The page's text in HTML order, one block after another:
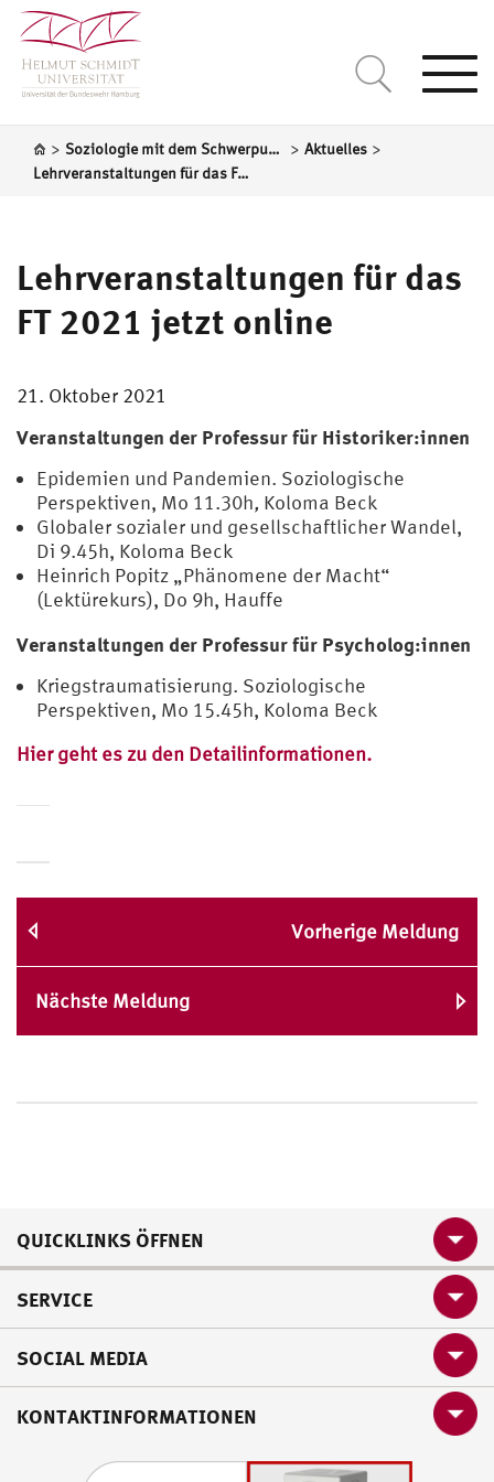
> Soziologie mit dem Schwerpunkt Gesellschaftsanalyse und sozialer Wandel > Aktuelles >
Lehrveranstaltungen für das FT 2021 jetzt online
Lehrveranstaltungen für das
FT 2021 jetzt online
21. Oktober 2021
Veranstaltungen der Professur für Historiker:innen
Epidemien und Pandemien. Soziologische
Perspektiven, Mo 11.30h, Koloma Beck
Globaler sozialer und gesellschaftlicher Wandel,
Di 9.45h, Koloma Beck
Heinrich Popitz „Phänomene der Macht“
(Lektürekurs), Do 9h, Hauffe
Veranstaltungen der Professur für Psycholog:innen
Kriegstraumatisierung. Soziologische
Perspektiven, Mo 15.45h, Koloma Beck
Hier geht es zu den Detailinformationen.
Vorherige Meldung
Nächste Meldung
QUICKLINKS ÖFFNEN
SERVICE
SOCIAL MEDIA
KONTAKTINFORMATIONEN